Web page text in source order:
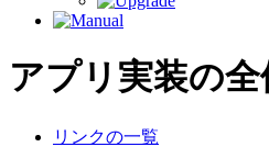
アプリ 実装の
リンクの一覧